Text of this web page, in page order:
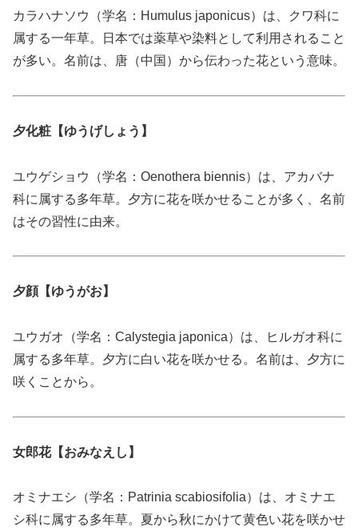
カラハナソウ（学名：Humulus japonicus）は、クワ科に
属する一年草。日本では薬草や染料として利用されること
が多い。名前は、唐（中国）から伝わった花という意味。
夕化粧【ゆうげしょう】
ユウゲショウ（学名：Oenothera biennis）は、アカバナ
科に属する多年草。夕方に花を咲かせることが多く、名前
はその習性に由来。
夕顔【ゆうがお】
ユウガオ（学名：Calystegia japonica）は、ヒルガオ科に
属する多年草。夕方に白い花を咲かせる。名前は、夕方に
咲くことから。
女郎花【おみなえし】
オミナエシ（学名：Patrinia scabiosifolia）は、オミナエ
シ科に属する多年草。夏から秋にかけて黄色い花を咲かせ